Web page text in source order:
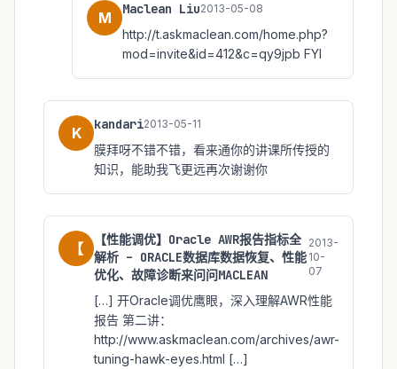
M Maclean Liu2013-05-08
http://t.askmaclean.com/home.php?
mod=invite&id=412&c=qy9jpb FYI
K kandari2013-05-11
膜拜呀不错不错，看来通你的讲课所传授的
知识，能助我飞更远再次谢谢你
【
【性能调优】Oracle AWR报告指标全
解析 – ORACLE数据库数据恢复、性能
优化、故障诊断来问问MACLEAN
2013-
10-
07
[…] 开Oracle调优鹰眼，深入理解AWR性能
报告 第二讲：
http://www.askmaclean.com/archives/awr-
tuning-hawk-eyes.html […]